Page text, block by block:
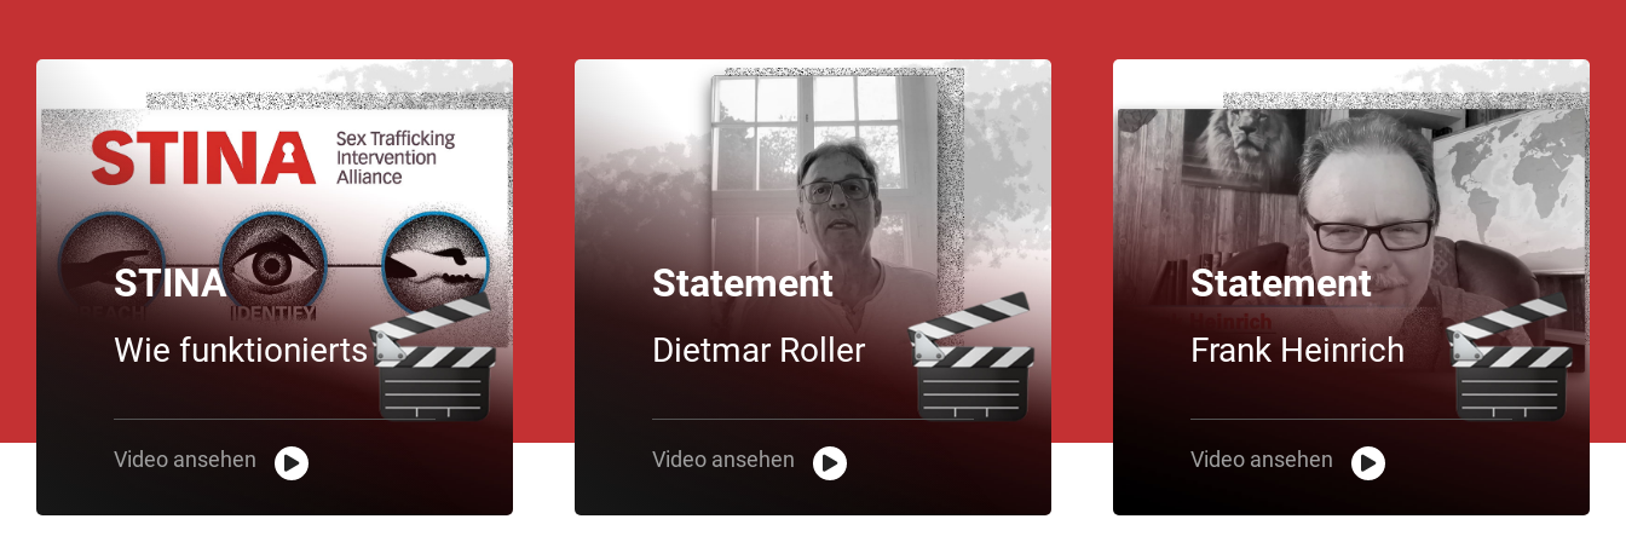
STINA
Wie funktionierts
Video ansehen
Statement
Dietmar Roller
Video ansehen
Statement
Frank Heinrich
Video ansehen